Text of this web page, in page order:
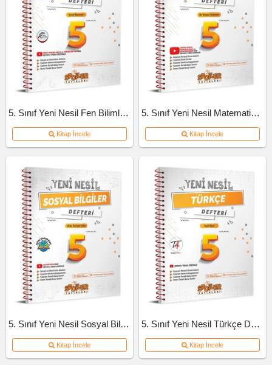
5. Sınıf Yeni Nesil Fen Bilimleri Defteri
Kitap İncele
5. Sınıf Yeni Nesil Matematik Defteri
Kitap İncele
5. Sınıf Yeni Nesil Sosyal Bilgiler Defteri
Kitap İncele
5. Sınıf Yeni Nesil Türkçe Defteri
Kitap İncele